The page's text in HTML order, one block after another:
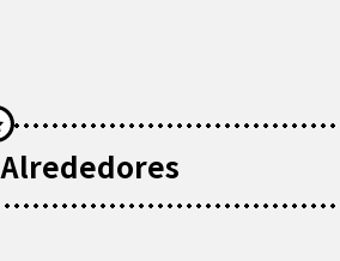
Alrededores